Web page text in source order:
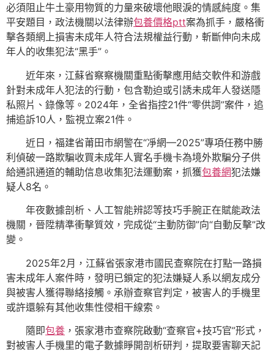
必須阻止牛土豪用物質的力量來破壞他眼淚的情感純度。集
平安題目，政法機關以法律辦包養價格ptt案為抓手，嚴格衝
擊各類網上損害未成年人符合法規權益行動，斬斷伸向未成
年人的收集犯法“黑手”。
近年來，江蘇省察察機關重點衝擊應用結交軟件和游戲
針對未成年人犯法的行動，包含勒迫或引誘未成年人發送隱
私照片、錄像等。2024年，全省指控21件“零供詞”案件，追
捕追訴10人，監視立案21件。
近日，福建省莆田市網警在“凈網—2025”專項任務中勝
利偵破一路欺騙收買未成年人實名手機卡為境外欺騙分子供
給通訊通道的輔助信息收集犯法運動案，抓獲包養網犯法嫌
疑人8名。
年夜數據剖析、人工智能辨認等技巧手腕正在賦能政法
機關，晉陞精準衝擊質效，完成從“主動防御”向“自動反擊”改
變。
2025年2月，江蘇省張家港市國民查察院在打點一路損
害未成年人案件時，發明已鎖定的犯法嫌疑人系以網友成分
與被害人獲得聯絡接觸。承辦查察官判定，被害人的手機里
或許還躲有其他收集性侵相干線索。
隨即包養 ，張家港市查察院啟動“查察官+技巧官”形式，
對被害人手機里的電子數據睜開剖析研判，提取要害聊天記